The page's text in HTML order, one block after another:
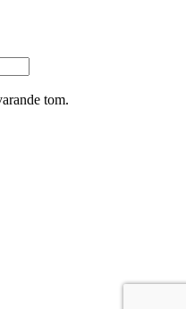
tom.